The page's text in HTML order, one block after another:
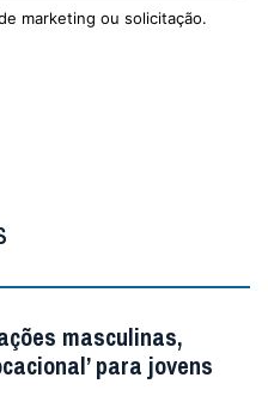
marketing ou solicitação.
masculinas,
para jovens